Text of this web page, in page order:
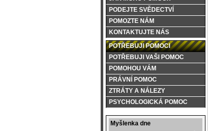
PODEJTE SVĚDECTVÍ
POMOZTE NÁM
KONTAKTUJTE NÁS
POTŘEBUJI POMOCI
POTŘEBUJI VAŠI POMOC
POMOHOU VÁM
PRÁVNÍ POMOC
ZTRÁTY A NÁLEZY
PSYCHOLOGICKÁ POMOC
Myšlenka dne